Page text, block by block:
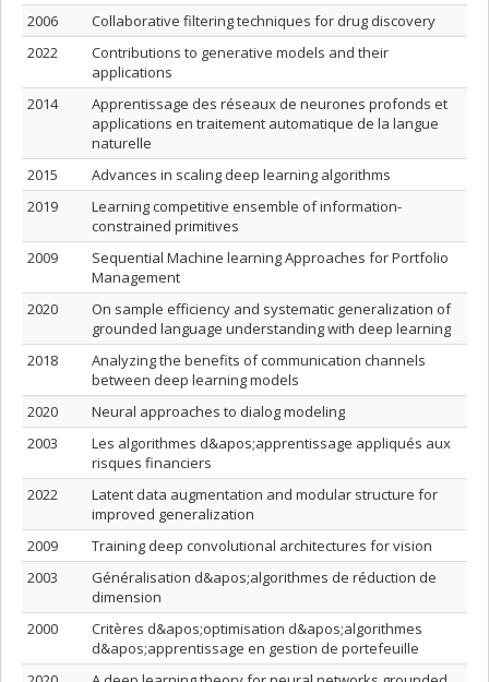
2006
Collaborative filtering techniques for drug discovery
2022
Contributions to generative models and their
applications
2014
Apprentissage des réseaux de neurones profonds et
applications en traitement automatique de la langue
naturelle
2015
Advances in scaling deep learning algorithms
2019
Learning competitive ensemble of information-
constrained primitives
2009
Sequential Machine learning Approaches for Portfolio
Management
2020
On sample efficiency and systematic generalization of
grounded language understanding with deep learning
2018
Analyzing the benefits of communication channels
between deep learning models
2020
Neural approaches to dialog modeling
2003
Les algorithmes d&apos;apprentissage appliqués aux
risques financiers
2022
Latent data augmentation and modular structure for
improved generalization
2009
Training deep convolutional architectures for vision
2003
Généralisation d&apos;algorithmes de réduction de
dimension
2000
Critères d&apos;optimisation d&apos;algorithmes
d&apos;apprentissage en gestion de portefeuille